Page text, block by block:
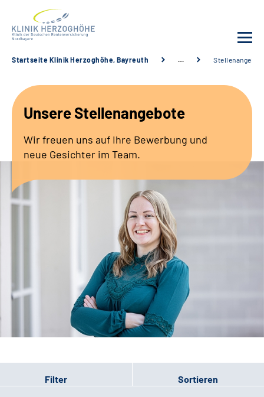
Leistungsangebot
Fachbereiche
Service
Leichte Sprache
Gebärdensprache
Patienten-Login
Startseite Klinik Herzoghöhe, Bayreuth …
Unsere Stellenangebote
Wir freuen uns auf Ihre Bewerbung und
neue Gesichter im Team.
Filter Sortieren